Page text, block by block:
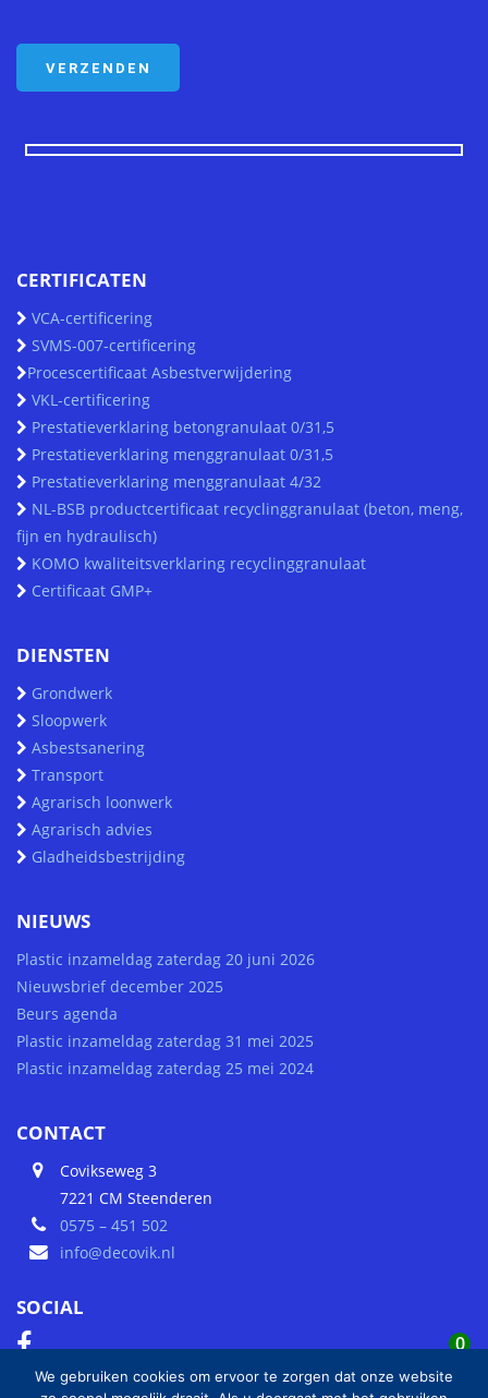
0
CERTIFICATEN
VCA-certificering
SVMS-007-certificering
Procescertificaat Asbestverwijdering
VKL-certificering
Prestatieverklaring betongranulaat 0/31,5
Prestatieverklaring menggranulaat 0/31,5
Prestatieverklaring menggranulaat 4/32
NL-BSB productcertificaat recyclinggranulaat (beton, meng,
fijn en hydraulisch)
KOMO kwaliteitsverklaring recyclinggranulaat
Certificaat GMP+
DIENSTEN
Grondwerk
Sloopwerk
Asbestsanering
Transport
Agrarisch loonwerk
Agrarisch advies
Gladheidsbestrijding
NIEUWS
Plastic inzameldag zaterdag 20 juni 2026
Nieuwsbrief december 2025
Beurs agenda
Plastic inzameldag zaterdag 31 mei 2025
Plastic inzameldag zaterdag 25 mei 2024
CONTACT
Covikseweg 3
7221 CM Steenderen
0575 – 451 502
info@decovik.nl
SOCIAL
We gebruiken cookies om ervoor te zorgen dat onze website